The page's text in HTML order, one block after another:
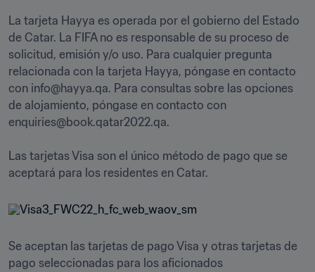
La tarjeta Hayya es operada por el gobierno del Estado
de Catar. La FIFA no es responsable de su proceso de
solicitud, emisión y/o uso. Para cualquier pregunta
relacionada con la tarjeta Hayya, póngase en contacto
con info@hayya.qa. Para consultas sobre las opciones
de alojamiento, póngase en contacto con
enquiries@book.qatar2022.qa.
Las tarjetas Visa son el único método de pago que se
aceptará para los residentes en Catar.
Se aceptan las tarjetas de pago Visa y otras tarjetas de
pago seleccionadas para los aficionados